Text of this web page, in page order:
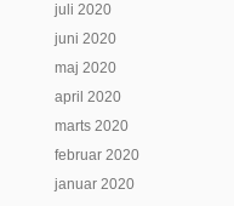
juli 2020
juni 2020
maj 2020
april 2020
marts 2020
februar 2020
januar 2020